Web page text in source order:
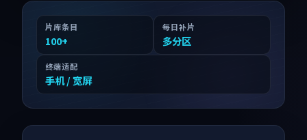
片库条目
100+
每日补片
多分区
终端适配
手机 / 宽屏